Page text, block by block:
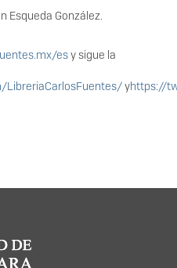
Esqueda González.
esy sigue la
LibreriaCarlosFuentes/yhttps://